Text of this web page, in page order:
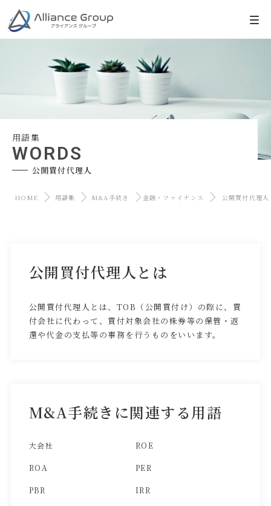
用語集
WORDS
公開買付代理人
HOME 用語集 M&A手続き 金融・ファイナンス 公開買付代理人
公開買付代理人とは
公開買付代理人とは、TOB（公開買付け）の際に、買
付会社に代わって、買付対象会社の株券等の保管・返
還や代金の支払等の事務を行うものをいいます。
M&A手続きに関連する用語
大会社 ROE
ROA PER
PBR IRR